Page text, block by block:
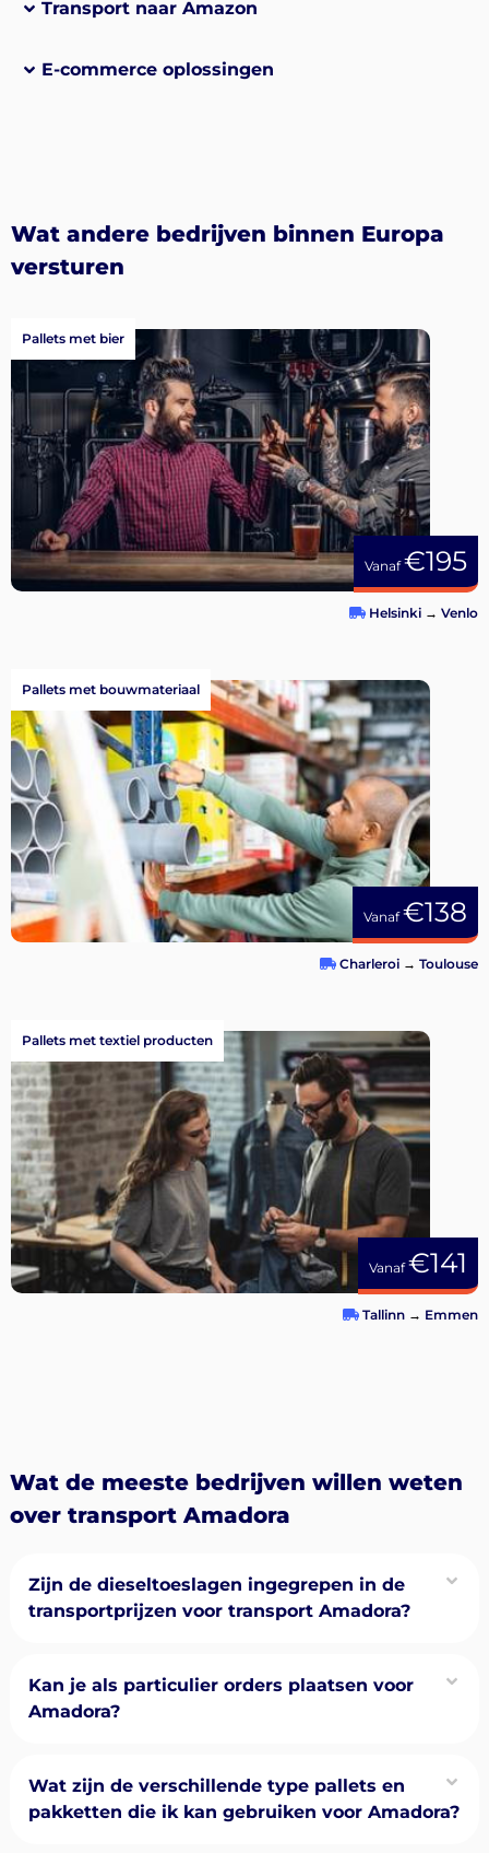
Transport naar Amazon
E-commerce oplossingen
Wat andere bedrijven binnen Europa
versturen
Vanaf€195
Pallets met bier
Helsinki → Venlo
Vanaf€138
Pallets met bouwmateriaal
Charleroi → Toulouse
Vanaf€141
Pallets met textiel producten
Tallinn → Emmen
Wat de meeste bedrijven willen weten
over transport Amadora
Zijn de dieseltoeslagen ingegrepen in de
transportprijzen voor transport Amadora?
Kan je als particulier orders plaatsen voor
Amadora?
Wat zijn de verschillende type pallets en
pakketten die ik kan gebruiken voor Amadora?